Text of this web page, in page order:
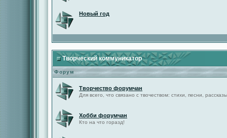
Новый год
Творческий коммуникатор
Форум
Творчество форумчан
Для всего, что связано с твочеством: стихи, песни,
Хобби форумчан
Кто на что горазд!